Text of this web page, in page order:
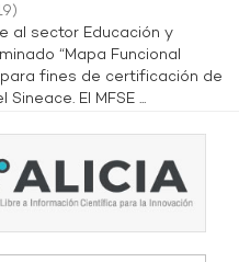
)
al sector Educación y
“Mapa Funcional
para fines de certificación de
El MFSE ...